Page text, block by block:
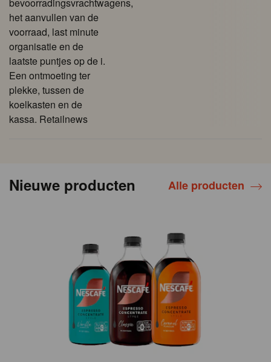
het aanvullen van de
voorraad, last minute
organisatie en de
laatste puntjes op de i.
Een ontmoeting ter
plekke, tussen de
koelkasten en de
kassa. Retailnews
Nieuwe producten Alle producten